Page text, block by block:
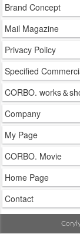
Brand Concept
Mail Magazine
Privacy Policy
Specified
CORBO. works＆
Company
My Page
CORBO. Movie
Home Page
Contact